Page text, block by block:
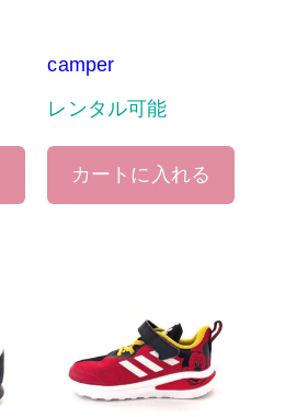
camper
レンタル可能
カートに入れる